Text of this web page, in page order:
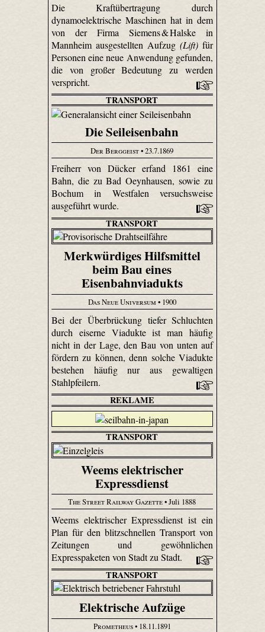
Die Kraftübertragung durch
dynamoelektrische Maschinen hat in dem
von der Firma Siemens & Halske in
Mannheim ausgestellten Aufzug(Lift) für
Personen eine neue Anwendung gefunden,
die von großer Bedeutung zu werden
verspricht.
TRANSPORT
Die Seileisenbahn
Der Berggeist• 23.7.1869
Freiherr von Dücker erfand 1861 eine
Bahn, die zu Bad Oeynhausen, sowie zu
Bochum in Westfalen versuchsweise
ausgeführt wurde.
TRANSPORT
Merkwürdiges Hilfsmittel
beim Bau eines
Eisenbahnviadukts
Das Neue Universum • 1900
Bei der Überbrückung tiefer Schluchten
durch eiserne Viadukte ist man häufig
nicht in der Lage, den Bau von unten auf
fördern zu können, denn solche Viadukte
bestehen häufig nur aus gewaltigen
Stahlpfeilern.
REKLAME
TRANSPORT
Weems elektrischer
Expressdienst
The Street Railway Gazette• Juli 1888
Weems elektrischer Expressdienst ist ein
Plan für den blitzschnellen Transport von
Zeitungen und gewöhnlichen
Expresspaketen von Stadt zu Stadt.
TRANSPORT
Elektrische Aufzüge
Prometheus• 18.11.1891